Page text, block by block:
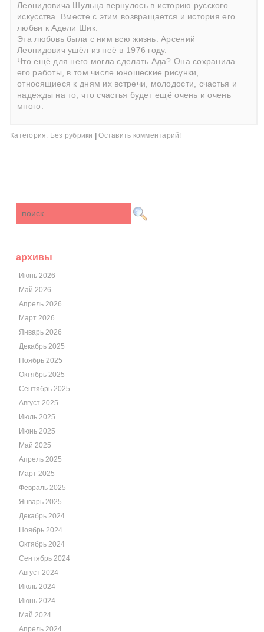
Леонидовича Шульца вернулось в историю русского
искусства. Вместе с этим возвращается и история его
любви к Адели Шик.
Эта любовь была с ним всю жизнь. Арсений
Леонидович ушёл из неё в 1976 году.
Что ещё для него могла сделать Ада? Она сохранила
его работы, в том числе юношеские рисунки,
относящиеся к дням их встречи, молодости, счастья и
надежды на то, что счастья будет ещё очень и очень
много.
Категория: Без рубрики Оставить комментарий!
архивы
Июнь 2026
Май 2026
Апрель 2026
Март 2026
Январь 2026
Декабрь 2025
Ноябрь 2025
Октябрь 2025
Сентябрь 2025
Август 2025
Июль 2025
Июнь 2025
Май 2025
Апрель 2025
Март 2025
Февраль 2025
Январь 2025
Декабрь 2024
Ноябрь 2024
Октябрь 2024
Сентябрь 2024
Август 2024
Июль 2024
Июнь 2024
Май 2024
Апрель 2024